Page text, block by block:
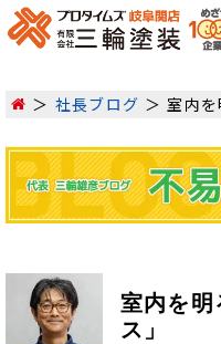
社長ブログ 室内
室内を明
ス」